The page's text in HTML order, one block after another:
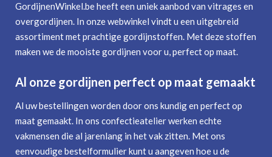
GordijnenWinkel.be heeft een uniek aanbod van vitrages en
overgordijnen. In onze webwinkel vindt u een uitgebreid
assortiment met prachtige gordijnstoffen. Met deze stoffen
maken we de mooiste gordijnen voor u, perfect op maat.
Al onze gordijnen perfect op maat gemaakt
Al uw bestellingen worden door ons kundig en perfect op
maat gemaakt. In ons confectieatelier werken echte
vakmensen die al jarenlang in het vak zitten. Met ons
eenvoudige bestelformulier kunt u aangeven hoe u de